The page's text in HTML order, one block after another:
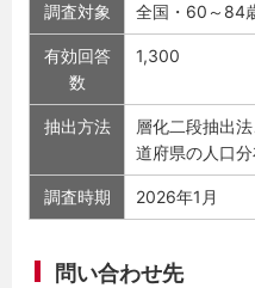
調査対象 全国・60～84
有効回答
数
1,300
抽出方法
層化二段抽出
道府県の人口分
調査時期 2026年1月
問い合わせ先